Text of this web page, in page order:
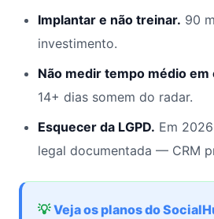
Implantar e não treinar. 90
investimento.
Não medir tempo médio em
14+ dias somem do radar.
Esquecer da LGPD. Em
legal documentada — CRM
💡Veja os planos do